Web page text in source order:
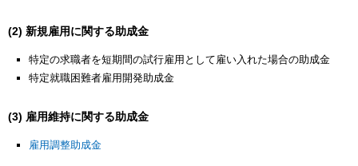
(2) 新規雇用に関する助成金
特定の求職者を短期間の試行雇用として雇い入れた場合の助成金
特定就職困難者雇用開発助成金
(3) 雇用維持に関する助成金
雇用調整助成金